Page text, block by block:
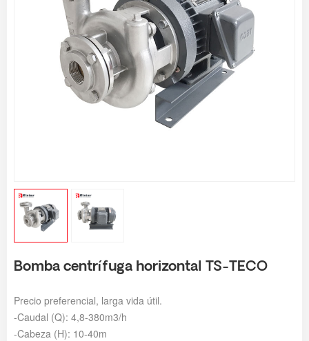
Bomba centrífuga horizontal TS-TECO
Precio preferencial, larga vida útil.
-Caudal (Q): 4,8-380m3/h
-Cabeza (H): 10-40m